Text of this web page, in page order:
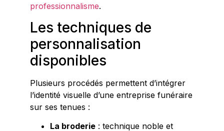
professionnalisme.
Les techniques de
personnalisation
disponibles
Plusieurs procédés permettent d’intégrer
l’identité visuelle d’une entreprise funéraire
sur ses tenues :
La broderie : technique noble et